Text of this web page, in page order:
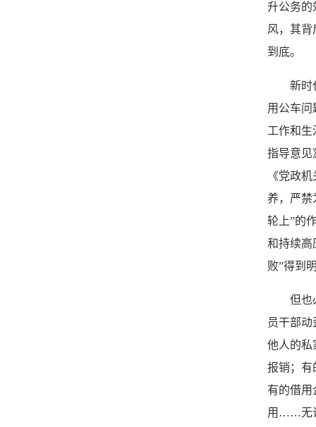
升公务的
风，其背
到底。
新时代
用公车问
工作和生
指导意见
《党政
养，严禁
轮上”的
和持续高
败”得到
但也必
员干部
他人的私
报销；有
有的借用
用……无